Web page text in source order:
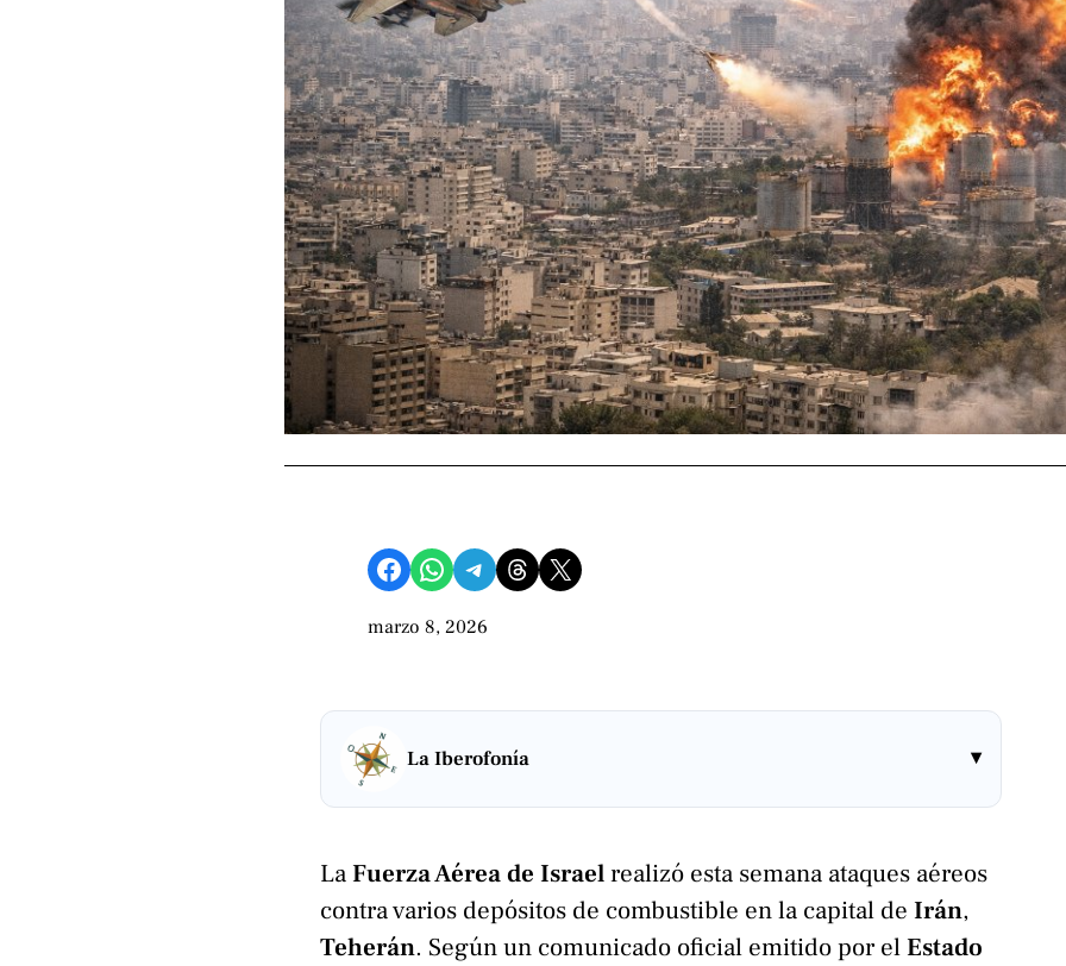
Compartir en Facebook Compartir en WhatsApp Compartir en Telegram Share on Threads Compartir en X
marzo 8, 2026
La Iberofonía ▾
LaFuerza Aérea de Israelrealizó esta semana ataques aéreos
contra varios depósitos de combustible en la capital deIrán,
Teherán. Según un comunicado oficial emitido por elEstado